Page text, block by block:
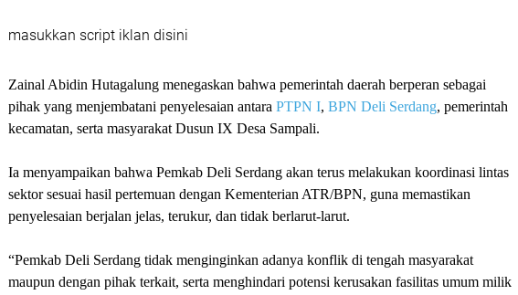
masukkan script iklan disini
Zainal Abidin Hutagalung menegaskan bahwa pemerintah daerah berperan sebagai
pihak yang menjembatani penyelesaian antara PTPN I, BPN Deli Serdang, pemerintah
kecamatan, serta masyarakat Dusun IX Desa Sampali.
Ia menyampaikan bahwa Pemkab Deli Serdang akan terus melakukan koordinasi lintas
sektor sesuai hasil pertemuan dengan Kementerian ATR/BPN, guna memastikan
penyelesaian berjalan jelas, terukur, dan tidak berlarut-larut.
“Pemkab Deli Serdang tidak menginginkan adanya konflik di tengah masyarakat
maupun dengan pihak terkait, serta menghindari potensi kerusakan fasilitas umum milik